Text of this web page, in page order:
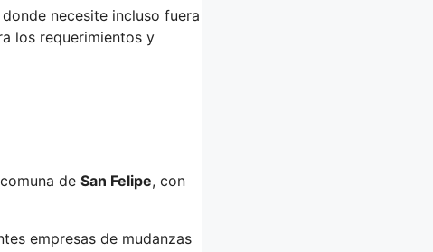
necesite incluso fuera
los requerimientos y
de San Felipe, con
empresas de mudanzas